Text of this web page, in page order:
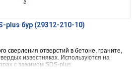
plus бур (29312-210-10)
сверления отверстий в бетоне, граните,
известняках. Используются на
с зажимом SDS-plus.